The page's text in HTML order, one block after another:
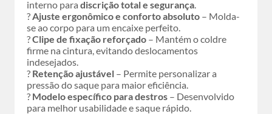
interno para discrição total e segurança.
?Ajuste ergonômico e conforto absoluto – Molda-
se ao corpo para um encaixe perfeito.
?Clipe de fixação reforçado – Mantém o coldre
firme na cintura, evitando deslocamentos
indesejados.
? Retenção ajustável – Permite personalizar a
pressão do saque para maior eficiência.
? Modelo específico para destros – Desenvolvido
para melhor usabilidade e saque rápido.